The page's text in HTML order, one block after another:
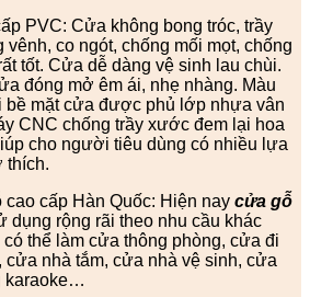
PVC: Cửa không bong tróc, trầy
co ngót, chống mối mọt, chống
tốt. Cửa dễ dàng vệ sinh lau chùi.
đóng mở êm ái, nhẹ nhàng. Màu
bề mặt cửa được phủ lớp nhựa vân
CNC chống trầy xước đem lại hoa
cho người tiêu dùng có nhiều lựa
thích.
cấp Hàn Quốc: Hiện nay cửa gỗ
dụng rộng rãi theo nhu cầu khác
thể làm cửa thông phòng, cửa đi
nhà tắm, cửa nhà vệ sinh, cửa
karaoke…